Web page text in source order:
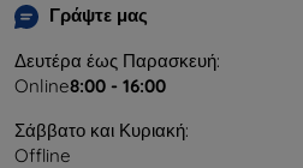
Γράψτε μας
Δευτέρα έως Παρασκευή:
Online8:00 - 16:00
Σάββατο και Κυριακή:
Offline